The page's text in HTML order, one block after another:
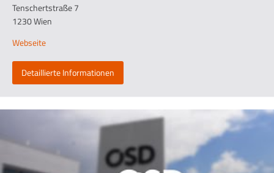
Tenschertstraße 7
1230 Wien
Webseite
Detaillierte Informationen